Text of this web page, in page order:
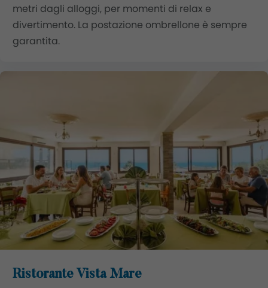
metri dagli alloggi, per momenti di relax e
divertimento. La postazione ombrellone è sempre
garantita.
Ristorante Vista Mare